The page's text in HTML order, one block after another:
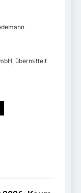
übermittelt